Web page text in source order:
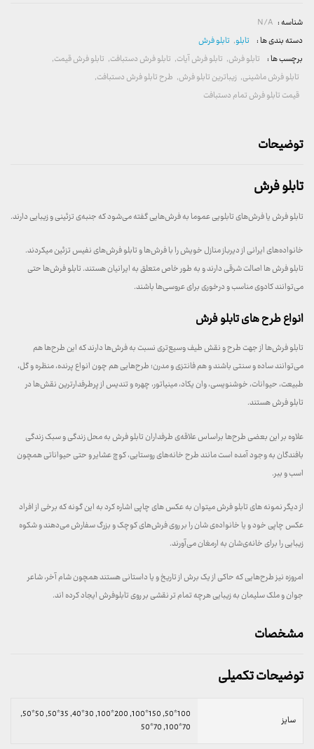
شناسه : N/A
دسته بندی ها : تابلو, تابلو فرش
برچسب ها : تابلو فرش, تابلو فرش آیات, تابلو فرش دستبافت, تابلو فرش قیمت,
تابلو فرش ماشینی, زیباترین تابلو فرش, طرح تابلو فرش دستبافت,
قیمت تابلو فرش تمام دستبافت
توضیحات
تابلو فرش
تابلو فرش یا فرش‌های تابلویی عموما به فرش‌هایی گفته می‌شود که جنبه‌ی تزئینی و زیبایی دارند.
خانواده‌های ایرانی از دیرباز منازل خویش را با فرش‌ها و تابلو فرش‌های نفیس تزئین میکردند.
تابلو فرش ها اصالت شرقی دارند و به طور خاص متعلق به ایرانیان هستند. تابلو فرش‌ها حتی
می‌توانند کادوی مناسب و درخوری برای عروسی‌ها باشند.
انواع طرح‌ های تابلو فرش
تابلو فرش‌ها از جهت طرح و نقش طیف وسیع‌تری نسبت به فرش‌ها دارند که این طرح‌ها هم
می‌توانند ساده و سنتی باشند و هم فانتزی و مدرن؛ طرح‌هایی هم چون انواع پرنده، منظره و گل،
طبیعت، حیوانات، خوشنویسی، وان یکاد، مینیاتور، چهره و تندیس از پرطرفدارترین نقش‌ها در
تابلو فرش هستند.
علاوه بر این بعضی طرح‌ها براساس علاقه‌ی طرفداران تابلو فرش به محل زندگی و سبک زندگی
بافندگان به وجود آمده است مانند طرح خانه‌های روستایی، کوچ عشایر و حتی حیواناتی همچون
اسب و ببر.
از دیگر نمونه های تابلو فرش میتوان به عکس های چاپی اشاره کرد به این گونه که برخی از افراد
عکس چاپی خود و یا خانواده‌ی شان را بر روی فرش‌های کوچک و بزرگ سفارش می‌دهند و شکوه
زیبایی را برای خانه‌ی‌شان به ارمغان می‌آورند.
امروزه نیز طرح‌هایی که حاکی از یک برش از تاریخ و یا داستانی هستند همچون شام آخر، شاعر
جوان و ملک سلیمان به زیبایی هرچه تمام تر نقشی بر روی تابلوفرش ایجاد کرده اند.
مشخصات
توضیحات تکمیلی
سایز
100*50, 150*100, 200*100, 30*40, 35*50, 50*50,
70*100, 70*50